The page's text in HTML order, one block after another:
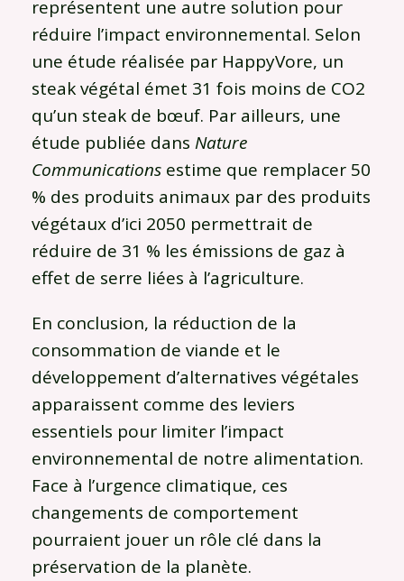
représentent une autre solution pour
réduire l’impact environnemental. Selon
une étude réalisée par HappyVore, un
steak végétal émet 31 fois moins de CO2
qu’un steak de bœuf. Par ailleurs, une
étude publiée dans Nature
Communications estime que remplacer 50
% des produits animaux par des produits
végétaux d’ici 2050 permettrait de
réduire de 31 % les émissions de gaz à
effet de serre liées à l’agriculture.
En conclusion, la réduction de la
consommation de viande et le
développement d’alternatives végétales
apparaissent comme des leviers
essentiels pour limiter l’impact
environnemental de notre alimentation.
Face à l’urgence climatique, ces
changements de comportement
pourraient jouer un rôle clé dans la
préservation de la planète.